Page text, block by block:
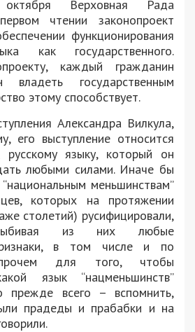
Верховная Рада
чтении законопроект
функционирования
как государственного.
каждый гражданин
владеть государственным
этому способствует.
Александра Вилкула,
его выступление относится
русскому языку, который он
любыми силами. Иначе бы
меньшинствам”
которых на протяжении
столетий) русифицировали,
выбивая из них любые
в том числе и по
для того, чтобы
язык “нацменьшинств”
прежде всего – вспомнить,
прадеды и прабабки и на